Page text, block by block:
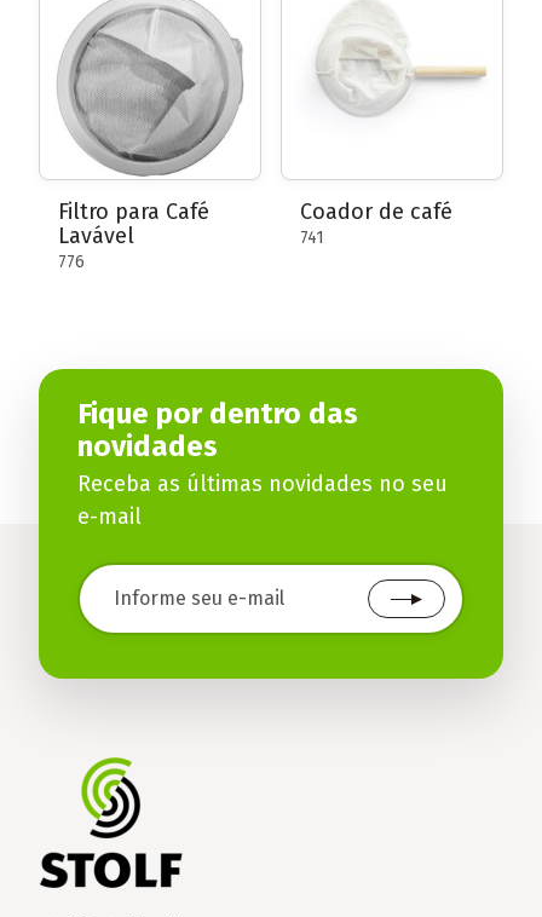
Filtro para Café
Lavável
776
Coador de café
741
Fique por dentro das
novidades
Receba as últimas novidades no seu
e-mail